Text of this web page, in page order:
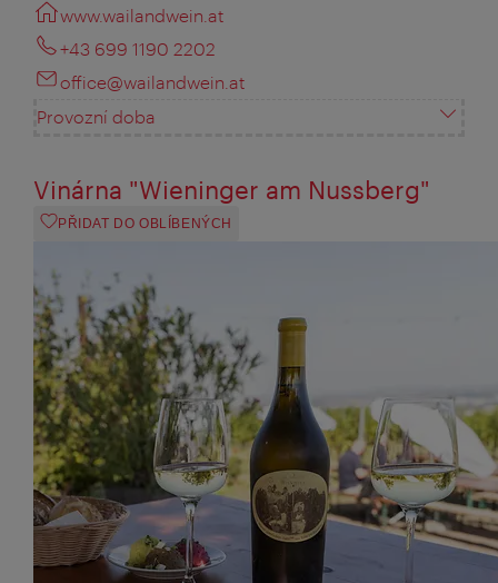
www.wailandwein.at
+43 699 1190 2202
office@wailandwein.at
Provozní doba
Vinárna "Wieninger am Nussberg"
PŘIDAT DO OBLÍBENÝCH